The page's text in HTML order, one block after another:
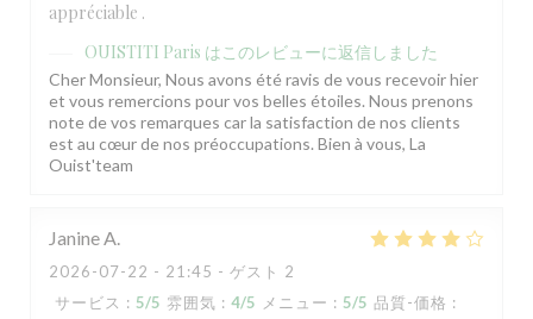
appréciable .
OUISTITI Paris はこのレビューに返信しました
Cher Monsieur, Nous avons été ravis de vous recevoir hier
et vous remercions pour vos belles étoiles. Nous prenons
note de vos remarques car la satisfaction de nos clients
est au cœur de nos préoccupations. Bien à vous, La
Ouist'team
JanineA
2026-07-22 - 21:45 - ゲスト 2
サービス : 5/5 雰囲気 : 4/5 メニュー : 5/5 品質-価格 :